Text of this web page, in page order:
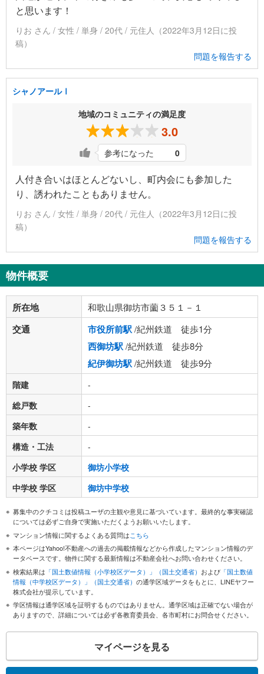
と思います！
りお さん / 女性 / 単身 / 20代 / 元住人（2022年3月12日に投
稿）
問題を報告する
シャノアールⅠ
地域のコミュニティの満足度
3.0
参考になった 0
人付き合いはほとんどないし、町内会にも参加した
り、誘われたこともありません。
りお さん / 女性 / 単身 / 20代 / 元住人（2022年3月12日に投
稿）
問題を報告する
物件概要
所在地 和歌山県御坊市薗３５１－１
交通 市役所前駅/紀州鉄道 徒歩1分
西御坊駅/紀州鉄道 徒歩8分
紀伊御坊駅/紀州鉄道 徒歩9分
階建
-
総戸数
-
築年数
-
構造・工法
-
小学校 学区
御坊小学校
中学校 学区
御坊中学校
募集中のクチコミは投稿ユーザの主観や意見に基づいています。最終的な事実確認
については必ずご自身で実施いただくようお願いいたします。
マンション情報に関するよくある質問はこちら
本ページはYahoo!不動産への過去の掲載情報などから作成したマンション情報のデ
ータベースです。物件に関する最新情報は不動産会社へお問い合わせください。
検索結果は 「国土数値情報（小学校区データ）」（国土交通省） および 「国土数値
情報（中学校区データ）」（国土交通省） の通学区域データをもとに、LINEヤフー
株式会社が提示しています。
学区情報は通学区域を証明するものではありません。通学区域は正確でない場合が
ありますので、詳細については必ず各教育委員会、各市町村にお問合せください。
マイページを見る